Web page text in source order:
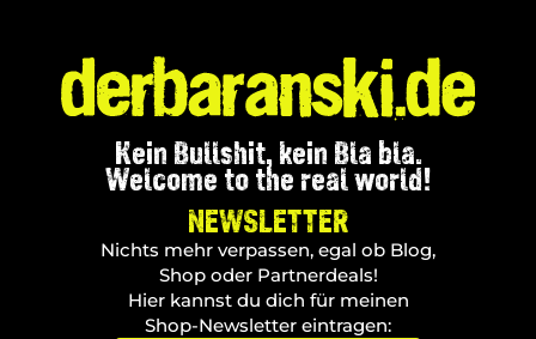
Kein Bullshit, kein Bla bla.
Welcome to the real world!
NEWSLETTER
Nichts mehr verpassen, egal ob Blog,
Shop oder Partnerdeals!
Hier kannst du dich für meinen
Shop-Newsletter eintragen: